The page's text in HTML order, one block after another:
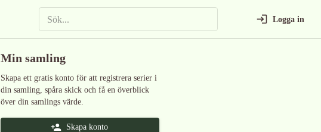
Logga in
Min samling
Skapa ett gratis konto för att registrera serier i
din samling, spåra skick och få en överblick
över din samlings värde.
Skapa konto